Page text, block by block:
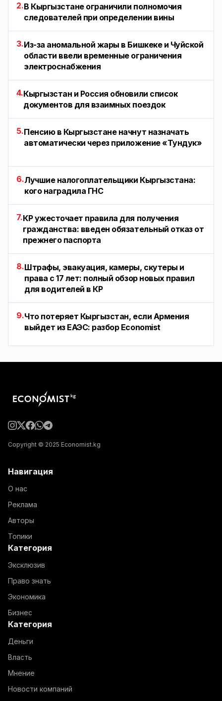
2.В Кыргызстане ограничили полномочия
следователей при определении вины
3.Из-за аномальной жары в Бишкеке и Чуйской
области ввели временные ограничения
электроснабжения
4.Кыргызстан и Россия обновили список
документов для взаимных поездок
5.Пенсию в Кыргызстане начнут назначать
автоматически через приложение «Тундук»
6.Лучшие налогоплательщики Кыргызстана:
кого наградила ГНС
7.КР ужесточает правила для получения
гражданства: введен обязательный отказ от
прежнего паспорта
8.Штрафы, эвакуация, камеры, скутеры и
права с 17 лет: полный обзор новых правил
для водителей в КР
9.Что потеряет Кыргызстан, если Армения
выйдет из ЕАЭС: разбор Economist
Copyright © 2025 Economist.kg
Навигация
О нас
Реклама
Авторы
Топики
Категория
Эксклюзив
Право знать
Экономика
Бизнес
Категория
Деньги
Власть
Мнение
Новости компаний